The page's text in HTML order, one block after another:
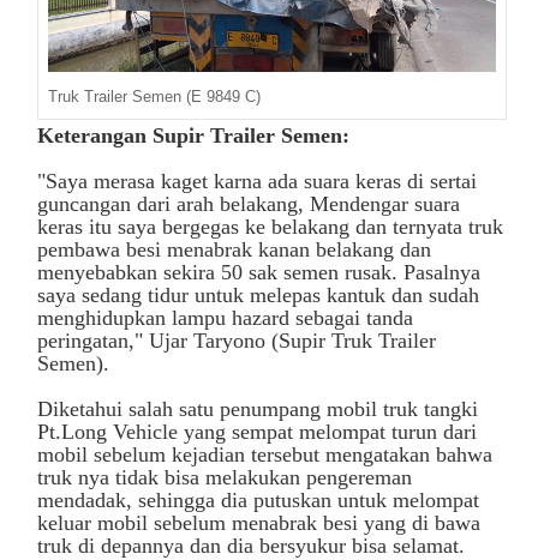
Truk Trailer Semen (E 9849 C)
Keterangan Supir Trailer Semen:
"Saya merasa kaget karna ada suara keras di sertai
guncangan dari arah belakang, Mendengar suara
keras itu saya bergegas ke belakang dan ternyata truk
pembawa besi menabrak kanan belakang dan
menyebabkan sekira 50 sak semen rusak. Pasalnya
saya sedang tidur untuk melepas kantuk dan sudah
menghidupkan lampu hazard sebagai tanda
peringatan," Ujar Taryono (Supir Truk Trailer
Semen).
Diketahui salah satu penumpang mobil truk tangki
Pt.Long Vehicle yang sempat melompat turun dari
mobil sebelum kejadian tersebut mengatakan bahwa
truk nya tidak bisa melakukan pengereman
mendadak, sehingga dia putuskan untuk melompat
keluar mobil sebelum menabrak besi yang di bawa
truk di depannya dan dia bersyukur bisa selamat.